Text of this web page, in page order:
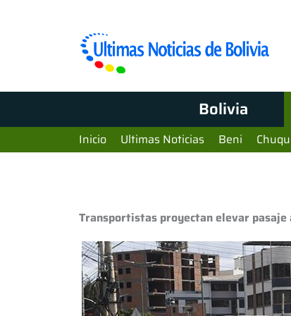
Bolivia
Inicio Ultimas Noticias Beni
Transportistas proyectan elevar pasaje